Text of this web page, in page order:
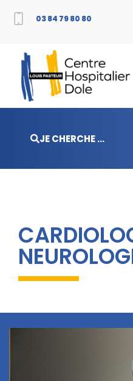
03 84 79 80 80
JE CHERCHE ...